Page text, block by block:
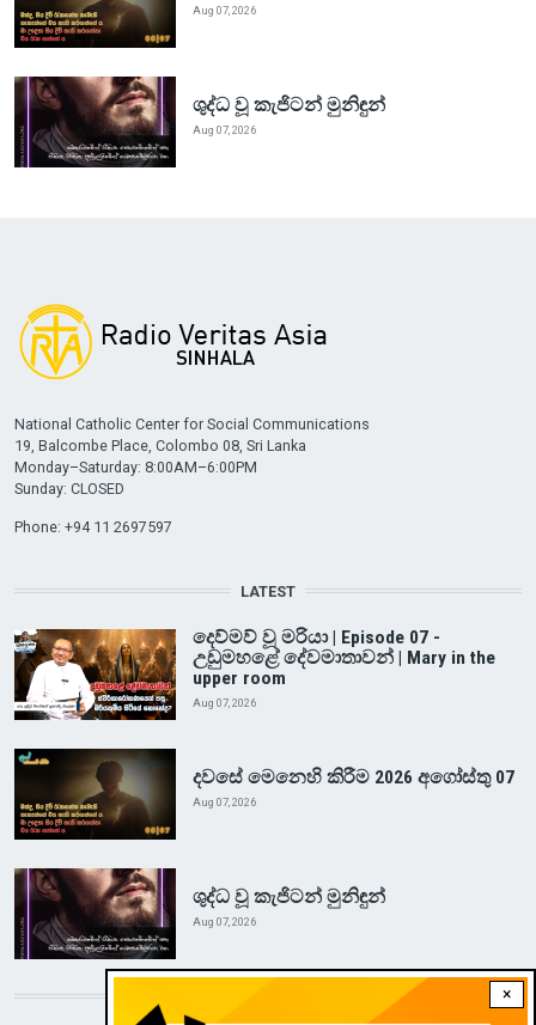
Aug 07, 2026
ශුද්ධ වූ කැජිටන් මුනිඳුන්
Aug 07, 2026
×
National Catholic Center for Social Communications
19, Balcombe Place, Colombo 08, Sri Lanka
Monday–Saturday: 8:00AM–6:00PM
Sunday: CLOSED
Phone: +94 11 2697597
LATEST
දෙව්මව් වූ මරියා | Episode 07 -
උඩුමහළේ දේවමාතාවන් | Mary in the
upper room
Aug 07, 2026
දවසේ මෙනෙහි කිරීම 2026 අගෝස්තු 07
Aug 07, 2026
ශුද්ධ වූ කැජිටන් මුනිඳුන්
Aug 07, 2026